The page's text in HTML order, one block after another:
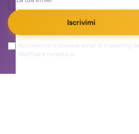
Iscrivimi
Acconsento a ricevere email di marketing da
WallMall e ho letto la
.